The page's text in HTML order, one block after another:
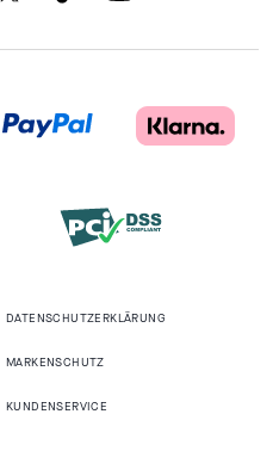
DATENSCHUTZERKLÄRUNG
MARKENSCHUTZ
KUNDENSERVICE